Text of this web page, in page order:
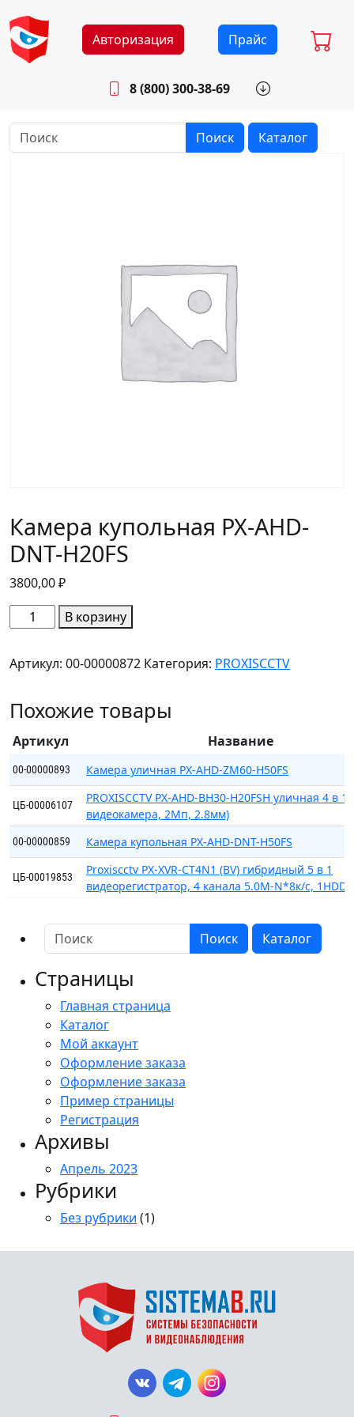
Авторизация Прайс
8 (800) 300-38-69
Будни: 8.30 - 17.00
Поиск Каталог
Камера купольная PX-AHD-
DNT-H20FS
3800,00₽
Количество
товара
купольная
AHD-
H20FS
В корзину
Артикул: 00-00000872 Категория: PROXISCCTV
Похожие товары
Артикул Название
00-00000893 Камера уличная PX-AHD-ZM60-H50FS
ЦБ-00006107
PROXISCCTV PX-AHD-BH30-H20FSH уличная 4 в 1
видеокамера, 2Мп, 2.8мм)
00-00000859 Камера купольная PX-AHD-DNT-H50FS
ЦБ-00019853
Proxiscctv PX-XVR-CT4N1 (BV) гибридный 5 в 1
видеорегистратор, 4 канала 5.0М-N*8к/с, 1HDD,
Поиск Каталог
Страницы
Главная страница
Каталог
Мой аккаунт
Оформление заказа
Оформление заказа
Пример страницы
Регистрация
Архивы
Апрель 2023
Рубрики
Без рубрики (1)